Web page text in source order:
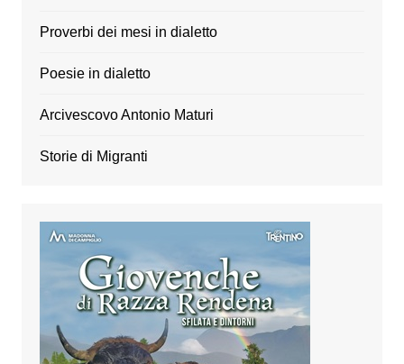
Proverbi dei mesi in dialetto
Poesie in dialetto
Arcivescovo Antonio Maturi
Storie di Migranti